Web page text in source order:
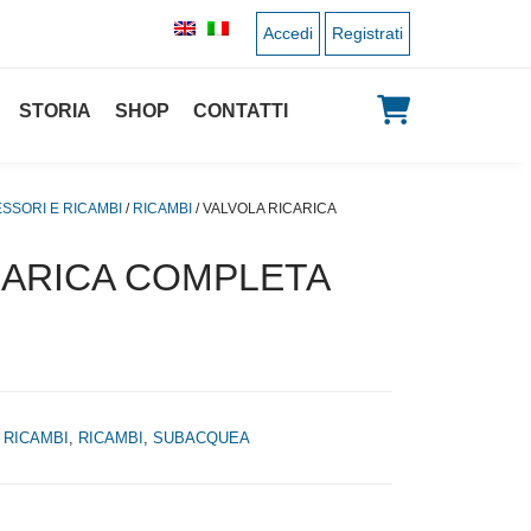
Accedi Registrati
STORIA SHOP CONTATTI
E RICAMBI / RICAMBI / VALVOLA RICARICA
COMPLETA
, RICAMBI ,SUBACQUEA